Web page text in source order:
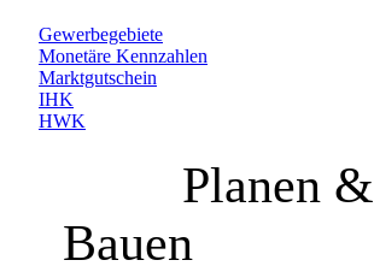
Gewerbegebiete
Monetäre Kennzahlen
Marktgutschein
IHK
HWK
Planen &
Bauen